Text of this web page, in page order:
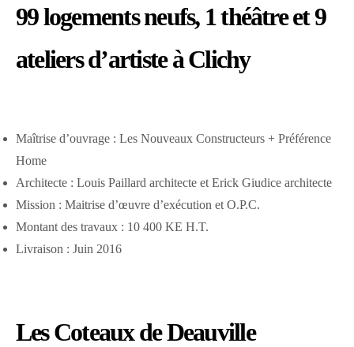
99 logements neufs, 1 théâtre et 9
ateliers d’artiste à Clichy
Maîtrise d’ouvrage : Les Nouveaux Constructeurs + Préférence
Home
Architecte : Louis Paillard architecte et Erick Giudice architecte
Mission : Maitrise d’œuvre d’exécution et O.P.C.
Montant des travaux : 10 400 KE H.T.
Livraison : Juin 2016
Les Coteaux de Deauville